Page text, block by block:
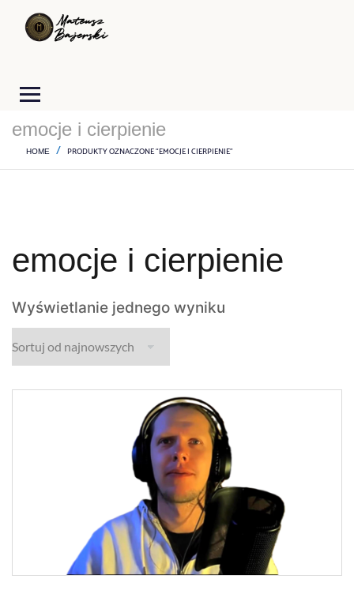
emocje i cierpienie
HOME PRODUKTY OZNACZONE “EMOCJE I CIERPIENIE”
emocje i cierpienie
Wyświetlanie jednego wyniku